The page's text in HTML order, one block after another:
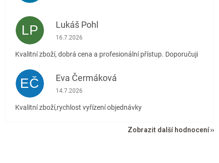
LP Lukáš Pohl
Hodnocení obchodu je 5 z 5 hvězdiček.
16.7.2026
Kvalitní zboží, dobrá cena a profesionální přístup. Doporučuji
EČ Eva Čermáková
Hodnocení obchodu je 5 z 5 hvězdiček.
14.7.2026
Kvalitní zboží,rychlost vyřízení objednávky
Zobrazit další hodnocení